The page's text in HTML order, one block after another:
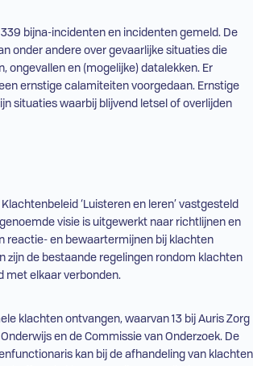
339 bijna-incidenten en incidenten gemeld. De
onder andere over gevaarlijke situaties die
ongevallen en (mogelijke) datalekken. Er
ernstige calamiteiten voorgedaan. Ernstige
situaties waarbij blijvend letsel of overlijden
Klachtenbeleid ‘Luisteren en leren’ vastgesteld
visie is uitgewerkt naar richtlijnen en
reactie- en bewaartermijnen bij klachten
zijn de bestaande regelingen rondom klachten
met elkaar verbonden.
klachten ontvangen, waarvan 13 bij Auris Zorg
en de Commissie van Onderzoek. De
kan bij de afhandeling van klachten